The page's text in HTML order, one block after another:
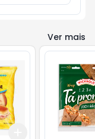
Ver mais
+10
Add